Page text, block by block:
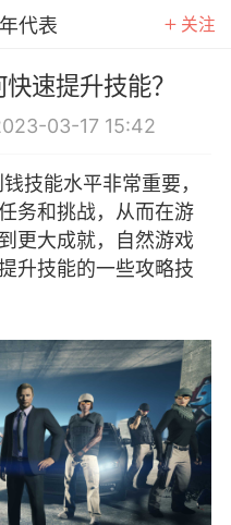
代表 关注
逃离塔科夫
战地5
速提升技能？
03-17 15:42
能水平非常重要，
务和挑战，从而在游
更大成就，自然游戏
升技能的一些攻略技